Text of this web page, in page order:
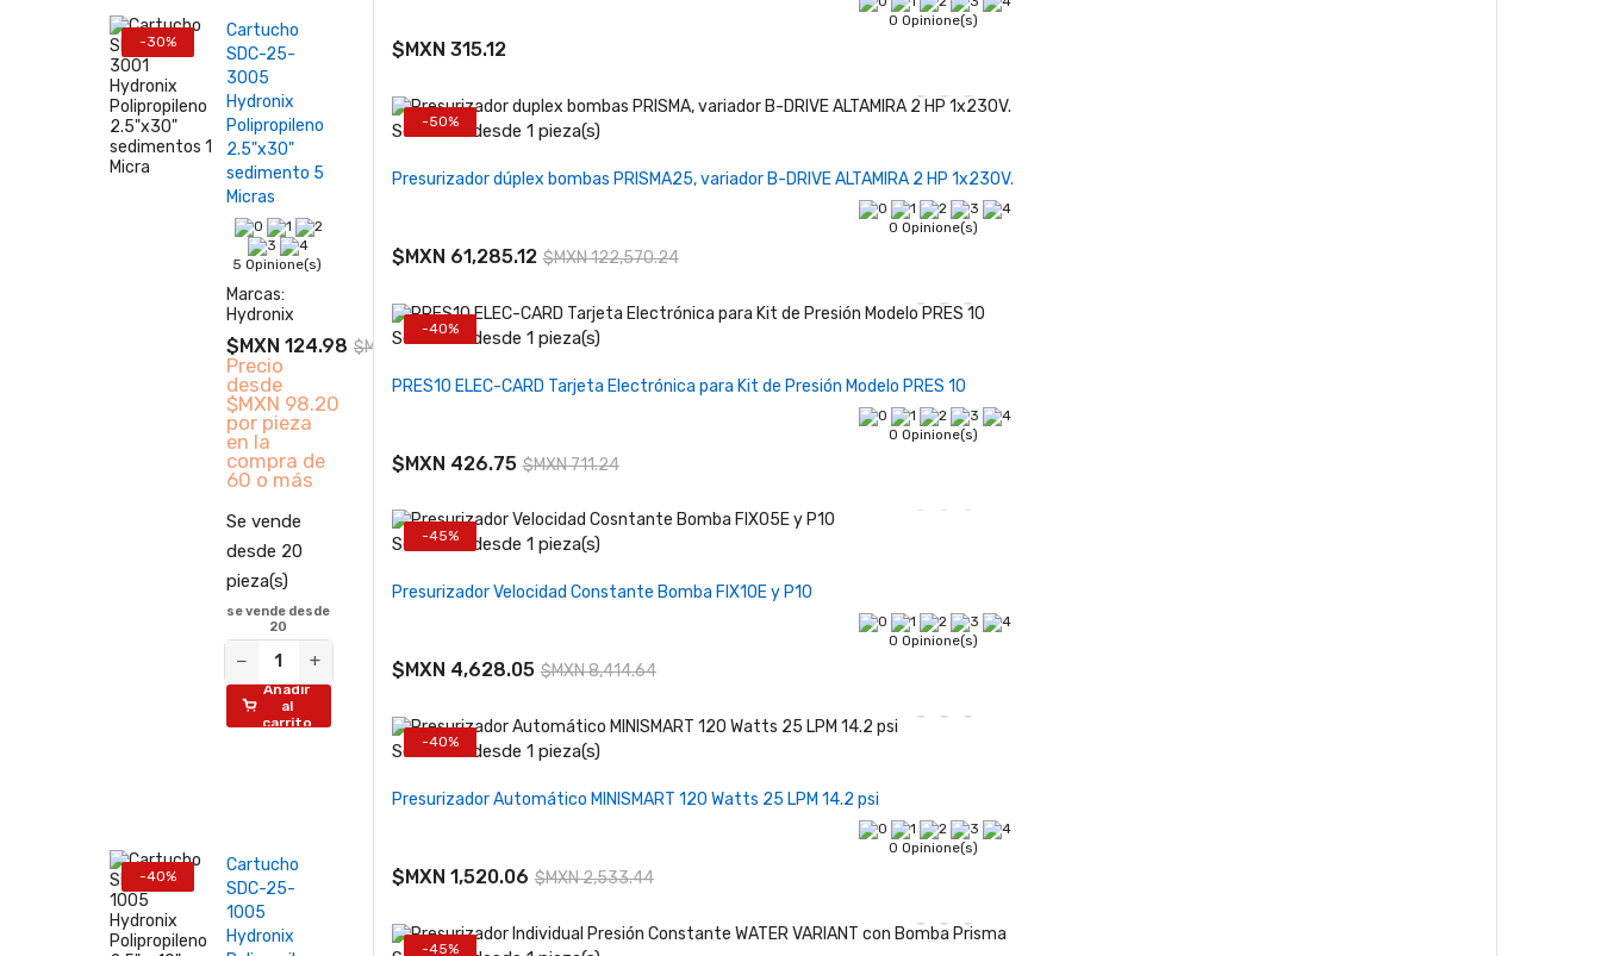
-30%
Cartucho
SDC-25-
3005
Hydronix
Polipropileno
2.5"x30"
sedimento 5
Micras
5 Opinione(s)
Marcas:
Hydronix
$MXN 124.98 $MXN 178.55
Precio
desde
$MXN 98.20
por pieza
en la
compra de
60 o más
Se vende
desde 20
pieza(s)
se vende desde
20
− +
Añadir
al
carrito
-40%
Cartucho
SDC-25-
1005
Hydronix
0 Opinione(s)
$MXN 315.12
-50%
Se vende desde 1 pieza(s)
Presurizador dúplex bombas PRISMA25, variador B-DRIVE ALTAMIRA 2 HP 1x230V.
0 Opinione(s)
$MXN 61,285.12 $MXN 122,570.24
-40%
Se vende desde 1 pieza(s)
PRES10 ELEC-CARD Tarjeta Electrónica para Kit de Presión Modelo PRES 10
0 Opinione(s)
$MXN 426.75 $MXN 711.24
-45%
Se vende desde 1 pieza(s)
Presurizador Velocidad Constante Bomba FIX10E y P10
0 Opinione(s)
$MXN 4,628.05 $MXN 8,414.64
-40%
Se vende desde 1 pieza(s)
Presurizador Automático MINISMART 120 Watts 25 LPM 14.2 psi
0 Opinione(s)
$MXN 1,520.06 $MXN 2,533.44
-45%